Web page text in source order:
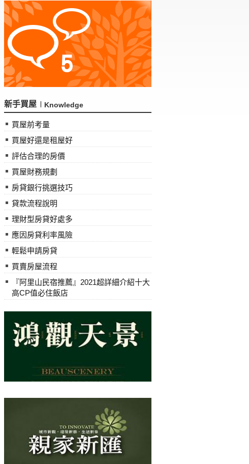
新手買屋 Knowledge
買屋前考量
買屋好還是租屋好
評估合理的房價
買屋財務規劃
房貸銀行挑選技巧
貸款流程說明
理財型房貸好處多
應因房貸利率風險
輕鬆申請房貸
買賣房屋流程
『阿里山民宿推薦』2021超詳細介紹十大
高CP值必住飯店